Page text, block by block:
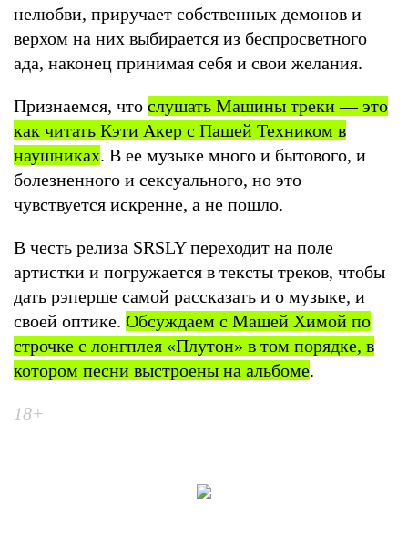
нелюбви, приручает собственных демонов и
верхом на них выбирается из беспросветного
ада, наконец принимая себя и свои желания.
Признаемся, что слушать Машины треки — это
как читать Кэти Акер с Пашей Техником в
наушниках. В ее музыке много и бытового, и
болезненного и сексуального, но это
чувствуется искренне, а не пошло.
В честь релиза SRSLY переходит на поле
артистки и погружается в тексты треков, чтобы
дать рэперше самой рассказать и о музыке, и
своей оптике. Обсуждаем с Машей Химой по
строчке с лонгплея «Плутон» в том порядке, в
котором песни выстроены на альбоме.
18+